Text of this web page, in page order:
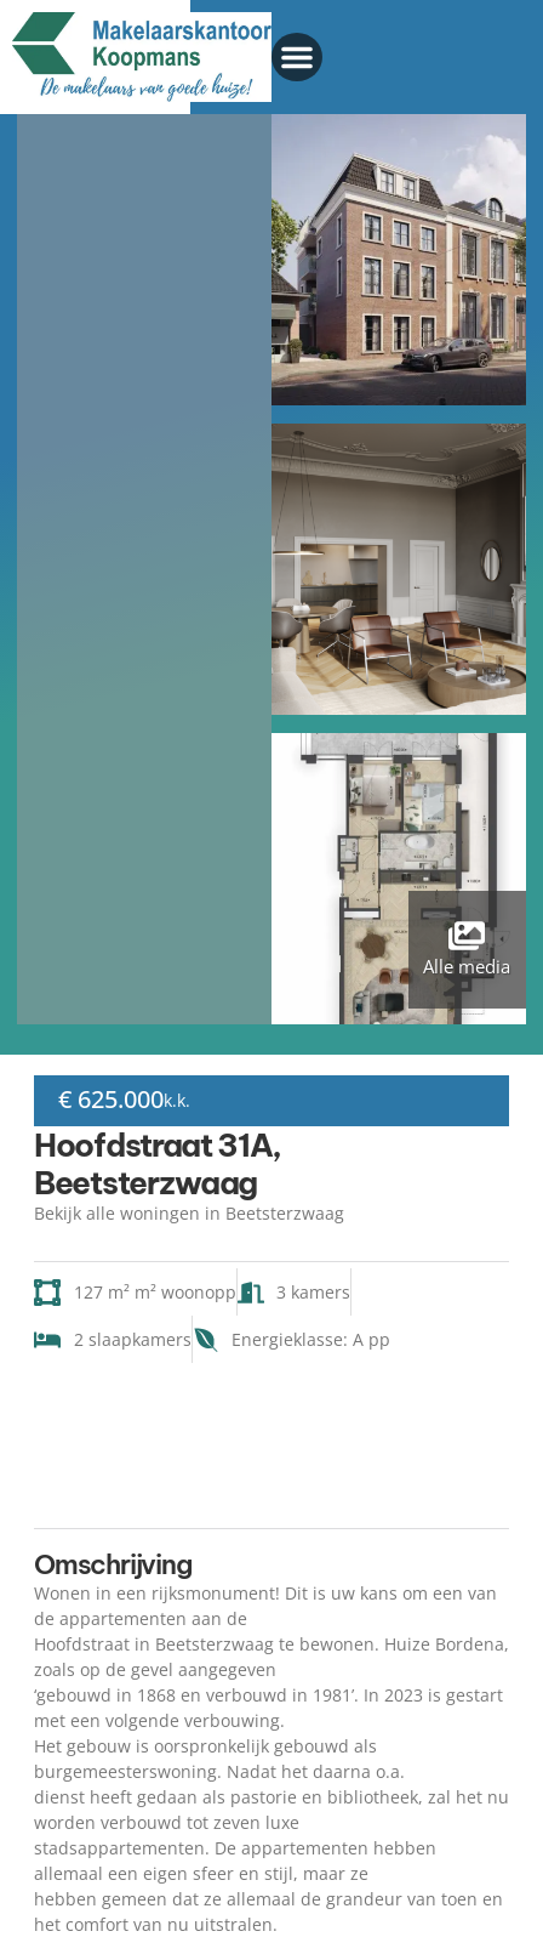
Alle media
€ 625.000k.k.
Hoofdstraat 31A,
Beetsterzwaag
Bekijk alle woningen in Beetsterzwaag
127 m² m² woonopp 3 kamers
2 slaapkamers Energieklasse: A pp
Omschrijving
Wonen in een rijksmonument! Dit is uw kans om een van
de appartementen aan de
Hoofdstraat in Beetsterzwaag te bewonen. Huize Bordena,
zoals op de gevel aangegeven
‘gebouwd in 1868 en verbouwd in 1981’. In 2023 is gestart
met een volgende verbouwing.
Het gebouw is oorspronkelijk gebouwd als
burgemeesterswoning. Nadat het daarna o.a.
dienst heeft gedaan als pastorie en bibliotheek, zal het nu
worden verbouwd tot zeven luxe
stadsappartementen. De appartementen hebben
allemaal een eigen sfeer en stijl, maar ze
hebben gemeen dat ze allemaal de grandeur van toen en
het comfort van nu uitstralen.